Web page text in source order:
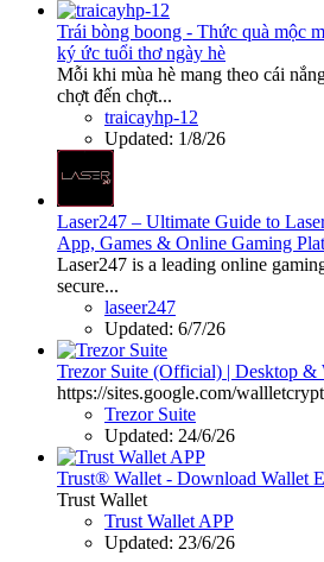
Trái bòng boong - Thức quà mộc
ký ức tuổi thơ ngày hè
Mỗi khi mùa hè mang theo cái
chợt đến chợt...
traicayhp-12
Updated: 1/8/26
Laser247 – Ultimate Guide to
App, Games & Online Gaming
Laser247 is a leading online
secure...
laseer247
Updated: 6/7/26
Trezor Suite (Official) | Desktop &
https://sites.google.com/
Trezor Suite
Updated: 24/6/26
Trust® Wallet - Download Wallet
Trust Wallet
Trust Wallet APP
Updated: 23/6/26